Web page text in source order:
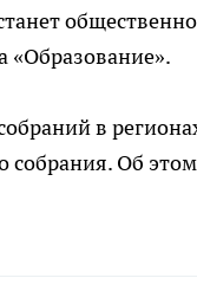
«Образование».
в
собрания. Об